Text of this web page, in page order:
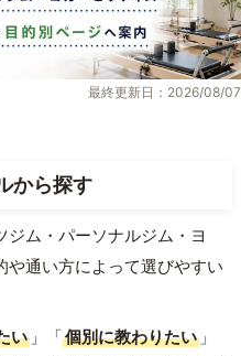
最終更新日：2026/08/07
から探す
ム・パーソナルジム・ヨ
や通い方によって選びやすい
い 」「個別に教わりたい 」